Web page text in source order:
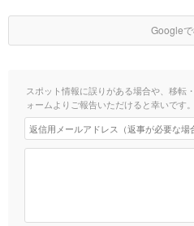
Google
スポット情報に誤りがある場合や、移転
ォームよりご報告いただけると幸いです。